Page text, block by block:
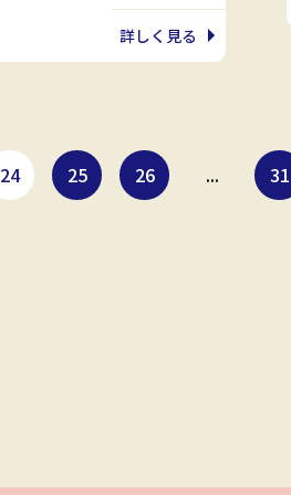
詳しく見る
24 25 26 ... 31